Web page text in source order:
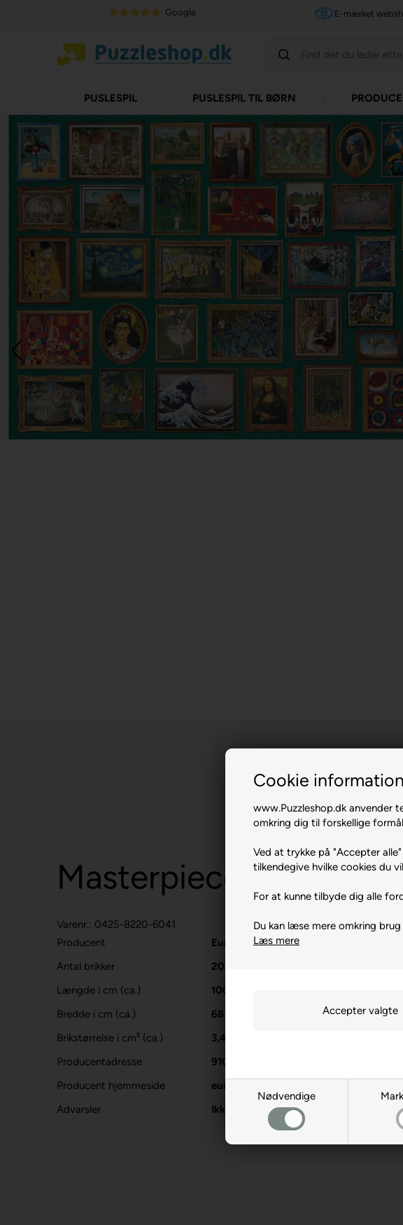
Cookie information
www.Puzzleshop.dk anvender
omkring dig til forskellige
Ved at trykke på "Accepter
tilkendegive hvilke cookies du
For at kunne tilbyde dig alle
Du kan læse mere omkring
Læs mere
Nødvendige
Google E-mærket
PUSLESPIL PUSLESPIL TIL BØRN
Masterpieces.
Varenr.: 0425-8220-6041
Producent
Eurographics
Antal brikker
2000
Længde i cm (ca.)
100
Bredde i cm (ca.)
68
Brikstørrelse i cm² (ca.)
3,4
Producentadresse
9105 Salley Street, CA-H8R 2C8
Producent hjemmeside
eurographicspuzzles.com
Advarsler
Ikke til børn under 3 år. Indeholder